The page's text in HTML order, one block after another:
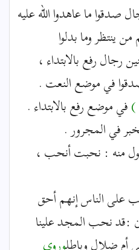
صدقوا ما عاهدوا الله عليه
ينتظر وما بدلوا
رجال رفع بالابتداء ،
في موضع النعت .
في موضع رفع بالابتداء .
في المجرور .
منه : نحبت أنحب ،
على الناس إنهم أحق
:قد نحب المجد علينا
ضلال وباطلوروى